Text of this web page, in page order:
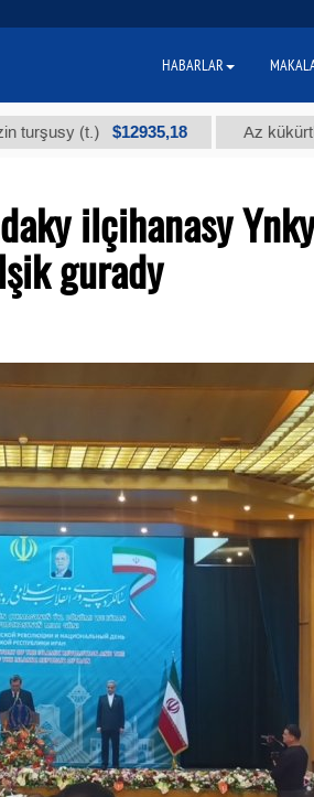
(t.) $12935,18 Az kükürtli ýakyş
ilçihanasy
gurady
HABARLAR